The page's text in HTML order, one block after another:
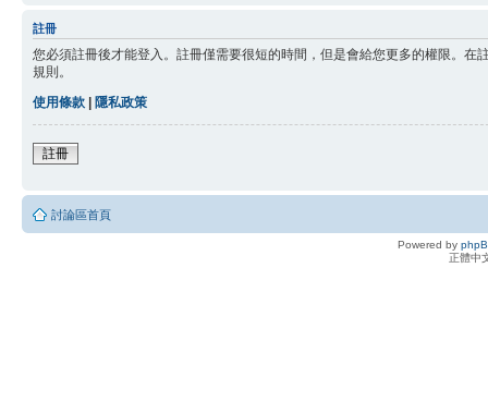
註冊
您必須註冊後才能登入。註冊僅需要很短的時間，但是會給您更多的權限。
規則。
使用條款 | 隱私政策
註冊
討論區首頁
Powered by
正體中